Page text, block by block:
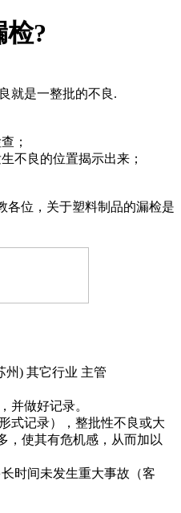
?
就是一整批的不良.
；
不良的位置揭示出来；
各位，关于塑料制品的漏检是
州) 其它行业 主管
并做好记录。
式记录），整批性不良或大
，使其有危机感，从而加以
时间未发生重大事故（客